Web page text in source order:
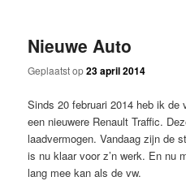
Nieuwe Auto
Geplaatst op23 april 2014
Sinds 20 februari 2014 heb ik de
een nieuwere Renault Traffic.
laadvermogen. Vandaag zijn de
is nu klaar voor z’n werk. En nu
lang mee kan als de vw.